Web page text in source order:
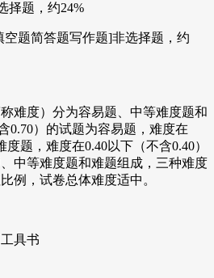
择题，约24%
题简答题写作题]非选择题，约
难度）分为容易题、中等难度题和
0.70）的试题为容易题，难度在
题，难度在0.40以下（不含0.40）
中等难度题和难题组成，三种难度
例，试卷总体难度适中。
具书